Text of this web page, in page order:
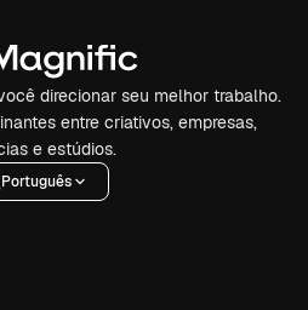
direcionar seu melhor trabalho.
entre criativos, empresas,
e estúdios.
Português